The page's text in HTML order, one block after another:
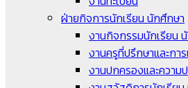
ฝ่ายกิจการนักเรียน นักศึกษา
งานกิจกรรมนักเรียน
งานครูที่ปรึกษาและกา
งานปกครองและควา